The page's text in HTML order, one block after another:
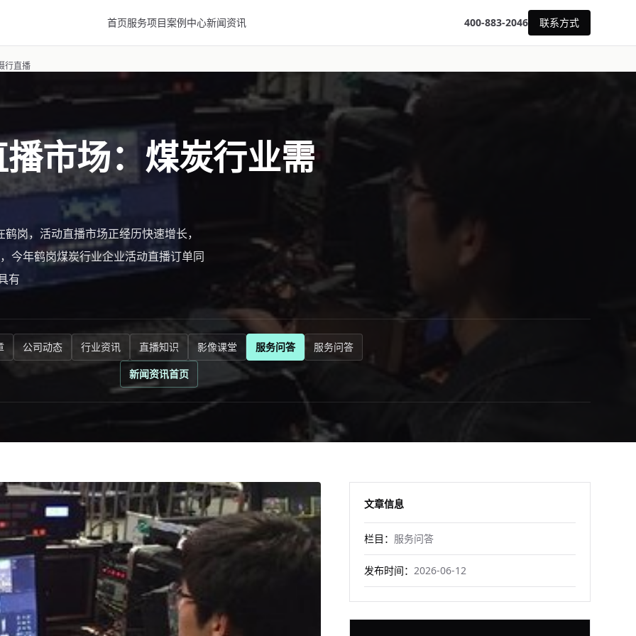
首页服务项目案例中心新闻资讯 400-883-2046 联系方式
行直播
市场：煤炭行业需
岗，活动直播市场正经历快速增长，
今年鹤岗煤炭行业企业活动直播订单同
有
公司动态 行业资讯 直播知识 影像课堂 服务问答
服务问答
新闻资讯首页
文章信息
栏目： 服务问答
发布时间： 2026-06-12